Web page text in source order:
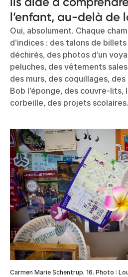
l’enfant, au-delà de
Oui, absolument. Chaque
d’indices : des talons de
déchirés, des photos d’un
peluches, des vêtements
des murs, des coquillages,
Bob l’éponge, des couvre-lits,
corbeille, des projets
Carmen Marie Schentrup, 16. Photo :